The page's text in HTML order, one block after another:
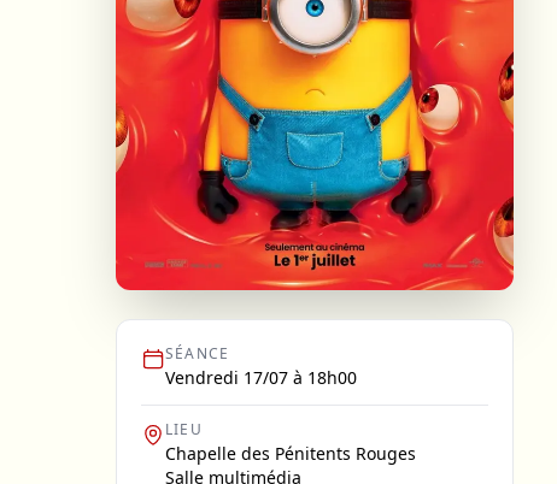
SÉANCE
Vendredi 17/07 à 18h00
LIEU
Chapelle des Pénitents Rouges
Salle multimédia